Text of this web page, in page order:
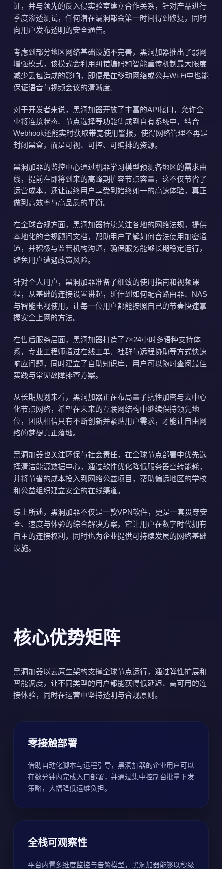
证，并与领先的反入侵实验室建立合作关系，针对产品进行
季度渗透测试，任何潜在漏洞都会第一时间得到修复，同时
向用户发布透明的安全通告。
考虑到部分地区网络基础设施不完善，黑洞加器推出了弱网
增强模式，该模式会利用纠错编码和智能重传机制最大限度
减少丢包造成的影响，即便是在移动网络或公共Wi-Fi中也能
保证语音与视频会议的清晰度。
对于开发者来说，黑洞加器开放了丰富的API接口，允许企
业将连接状态、节点选择等功能集成到自有系统中，结合
Webhook还能实时获取带宽使用警报，使得网络管理不再是
封闭黑盒，而是可视、可控、可编排的资源。
黑洞加器的监控中心通过机器学习模型预测各地区的需求曲
线，提前在即将到来的高峰期扩容节点容量，这不仅节省了
运营成本，还让最终用户享受到始终如一的高速体验，真正
做到高效率与高品质的平衡。
在全球合规方面，黑洞加器持续关注各地的网络法规，提供
本地化的合规顾问文档，帮助用户了解如何合法使用加密通
道，并积极与监管机构沟通，确保服务能够长期稳定运行，
避免用户遭遇政策风险。
针对个人用户，黑洞加器准备了细致的使用指南和视频课
程，从基础的连接设置讲起，延伸到如何配合路由器、NAS
与智能电视使用，让每一位用户都能按照自己的节奏快速掌
握安全上网的方法。
在售后服务层面，黑洞加器打造了7×24小时多语种支持体
系，专业工程师通过在线工单、社群与远程协助等方式快速
响应问题，同时建立了自助知识库，用户可以随时查阅最佳
实践与常见故障排查方案。
从长期规划来看，黑洞加器正在布局量子抗性加密与去中心
化节点网络，希望在未来的互联网结构中继续保持领先地
位，团队相信只有不断创新并紧贴用户需求，才能让自由网
络的梦想真正落地。
黑洞加器也关注环保与社会责任，在全球节点部署中优先选
择清洁能源数据中心，通过软件优化降低服务器空转能耗，
并将节省的成本投入到网络公益项目，帮助偏远地区的学校
和公益组织建立安全的在线渠道。
综上所述，黑洞加器不仅是一款VPN软件，更是一套贯穿安
全、速度与体验的综合解决方案，它让用户在数字时代拥有
自主的连接权利，同时也为企业提供可持续发展的网络基础
设施。
核心优势矩阵
黑洞加器以云原生架构支撑全球节点运行，通过弹性扩展和
智能调度，让不同类型的用户都能获得低延迟、高可用的连
接体验，同时在运营中坚持透明与合规原则。
零接触部署
借助自动化脚本与远程引导，黑洞加器的企业用户可以
在数分钟内完成入口部署，并通过集中控制台批量下发
策略，大幅降低运维负担。
全栈可观察性
平台内置多维度监控与告警模型，黑洞加器能够以秒级